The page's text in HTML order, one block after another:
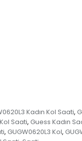
Kadın Kol Saati,
Saati, Guess Kadın
, GUGW0620L3 Kol,